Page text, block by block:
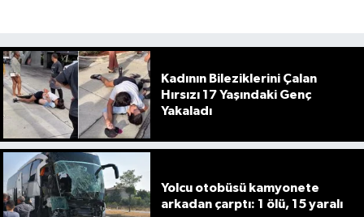
Kadının Bileziklerini Çalan
Hırsızı 17 Yaşındaki Genç
Yakaladı
Yolcu otobüsü kamyonete
arkadan çarptı: 1 ölü, 15 yaralı